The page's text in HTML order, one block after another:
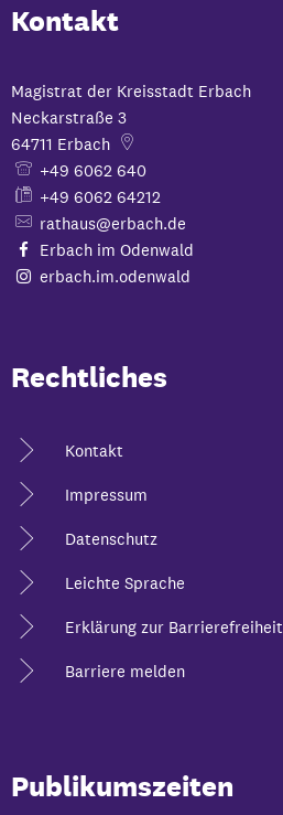
Kontakt
Magistrat der Kreisstadt Erbach
Neckarstraße 3
64711 Erbach
+49 6062 640
+49 6062 64212
rathaus@erbach.de
Erbach im Odenwald
erbach.im.odenwald
Rechtliches
Kontakt
Impressum
Datenschutz
Leichte Sprache
Erklärung zur Barrierefreiheit
Barriere melden
Publikumszeiten